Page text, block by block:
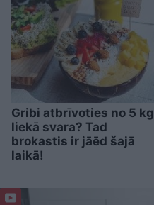
Gribi atbrīvoties no 5 kg
liekā svara? Tad
brokastis ir jāēd šajā
laikā!